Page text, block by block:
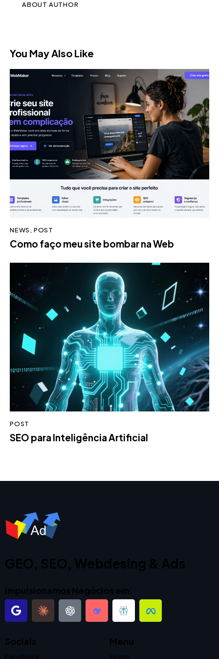
ABOUT AUTHOR
You May Also Like
NEWS, POST
Como faço meu site bombar na Web
POST
SEO para Inteligência Artificial
GEO, SEO, Webdesing & Ads
Impulsionamos Negócios em:
Socials
Facebook
Menu
Home